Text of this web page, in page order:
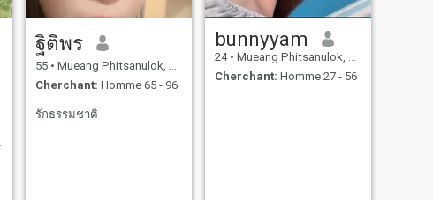
ฐิติพร
55 • Mueang Phitsanulok, Phitsanulok, Thailande
Cherchant: Homme 65 - 96
รักธรรมชาติ
bunnyyam
24 • Mueang Phitsanulok, Phitsanulok, Thailande
Cherchant: Homme 27 - 56